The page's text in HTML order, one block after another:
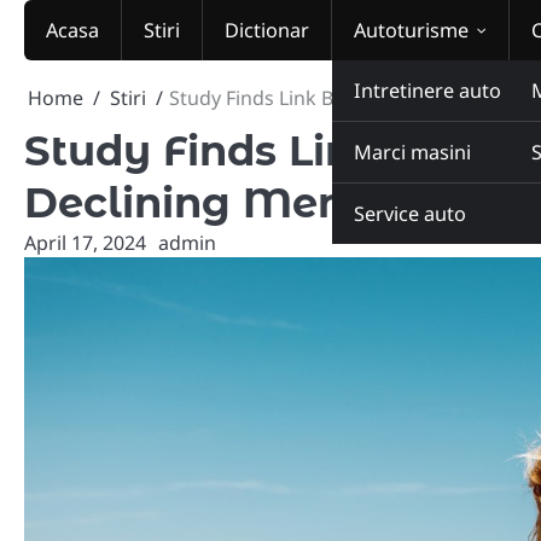
Skip
Acasa Stiri Dictionar Autoturisme
Intretinere auto
Marci masini
Service auto
Home Stiri Study Finds Link Between Social Media
Study Finds Link
Declining Mental
April 17, 2024 admin